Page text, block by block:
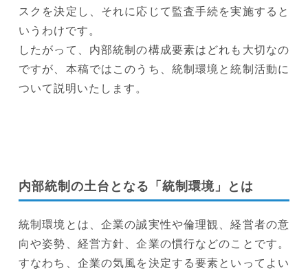
スクを決定し、それに応じて監査手続を実施すると
いうわけです。
したがって、内部統制の構成要素はどれも大切なの
ですが、本稿ではこのうち、統制環境と統制活動に
ついて説明いたします。
内部統制の土台となる「統制環境」とは
統制環境とは、企業の誠実性や倫理観、経営者の意
向や姿勢、経営方針、企業の慣行などのことです。
すなわち、企業の気風を決定する要素といってよい